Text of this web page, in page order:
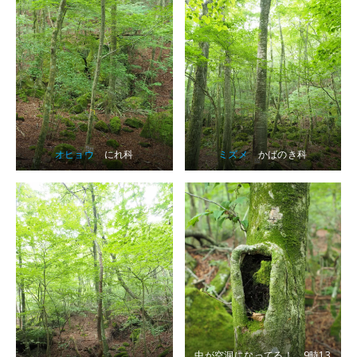
オヒョウにれ科 ミズメかばのき科